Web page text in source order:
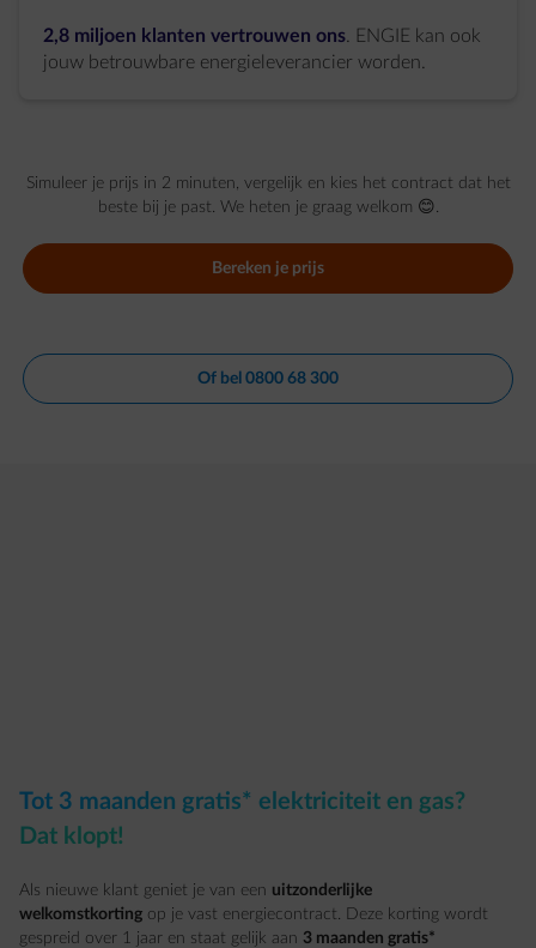
2,8 miljoen klanten vertrouwen ons . ENGIE kan ook
jouw betrouwbare energieleverancier worden.
Simuleer je prijs in 2 minuten, vergelijk en kies het contract dat het
beste bij je past. We heten je graag welkom 😊.
Bereken je prijs
Of bel 0800 68 300
Tot 3 maanden gratis* elektriciteit en gas?
Dat klopt!
Als nieuwe klant geniet je van een uitzonderlijke
welkomstkorting op je vast energiecontract. Deze korting wordt
gespreid over 1 jaar en staat gelijk aan 3 maanden gratis*